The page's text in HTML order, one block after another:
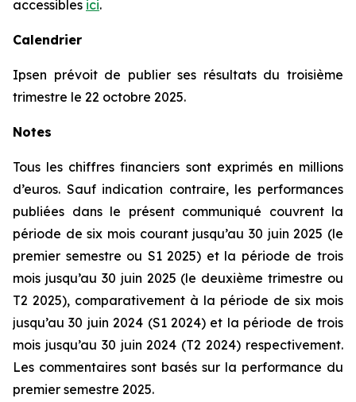
accessibles ici.
Calendrier
Ipsen prévoit de publier ses résultats du troisième
trimestre le 22 octobre 2025.
Notes
Tous les chiffres financiers sont exprimés en millions
d’euros. Sauf indication contraire, les performances
publiées dans le présent communiqué couvrent la
période de six mois courant jusqu’au 30 juin 2025 (le
premier semestre ou S1 2025) et la période de trois
mois jusqu’au 30 juin 2025 (le deuxième trimestre ou
T2 2025), comparativement à la période de six mois
jusqu’au 30 juin 2024 (S1 2024) et la période de trois
mois jusqu’au 30 juin 2024 (T2 2024) respectivement.
Les commentaires sont basés sur la performance du
premier semestre 2025.